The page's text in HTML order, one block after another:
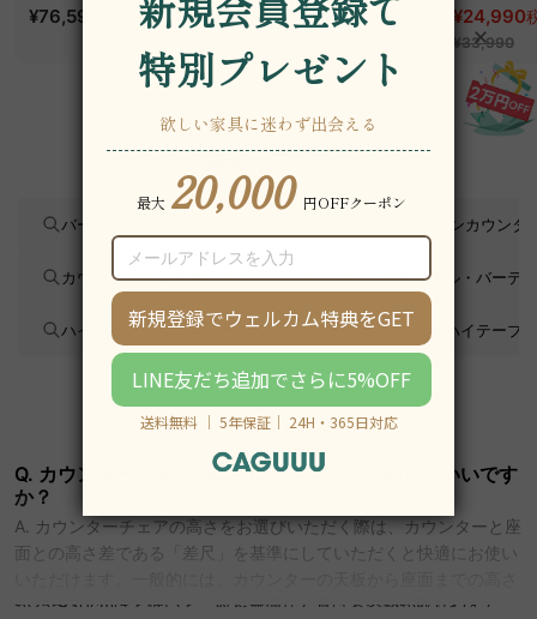
ッド｜20色以上から選
2WAY【色カスタマイ
¥76,590 ~
スチェア
¥31,790税込 ¥39,290
クシスエ
オフィス
¥24,990
¥33,990
バーチェア キッチンカウンタ
カウンターチェア おしゃれ カウンターテーブル・バーテ
ハイチェア バーカウンターテーブル ハイテーブル
よくあるご質問（Q&A）
Q. カウンターチェアの高さはどうやって決めたらいいです
か？
A. カウンターチェアの高さをお選びいただく際は、カウンターと座
面との高さ差である「差尺」を基準にしていただくと快適にお使い
が25〜30cmほど低いと、肘を無理なく置ける姿勢が取りやすく、